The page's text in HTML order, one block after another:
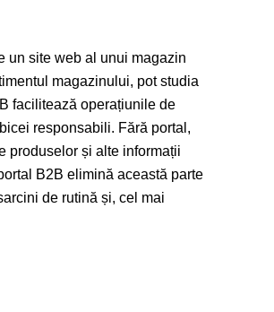
un site web al unui magazin
magazinului, pot studia
facilitează operațiunile de
responsabili. Fără portal,
produselor și alte informații
B2B elimină această parte
de rutină și, cel mai